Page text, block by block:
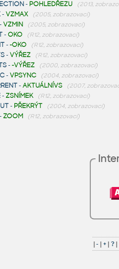
- POHLEDŘEZU (2013,
-VZMAX (2005, zobrazovací)
VZMIN (2005, zobrazovací)
-OKO (R12, zobrazovací)
--OKO (R12, zobrazovací)
-VÝŘEZ (R12, zobrazovací)
--VÝŘEZ (2000, zobrazovací)
-VPSYNC (2004, zobrazovací)
-AKTUÁLNÍVS (2007,
-ZSNÍMEK (R12, zobrazovací)
- PŘEKRÝT (2004, zobrazovací)
ZOOM (R12, zobrazovací)
|- |+|?|